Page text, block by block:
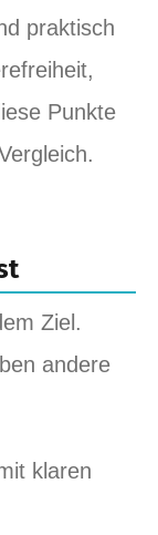
praktisch
Punkte
Ziel.
andere
klaren